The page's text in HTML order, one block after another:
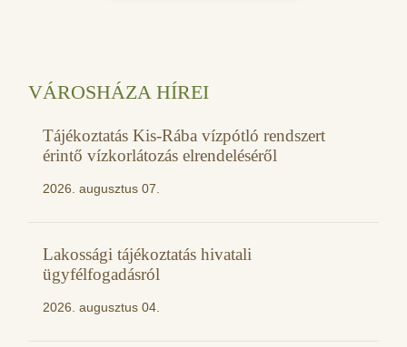
VÁROSHÁZA HÍREI
Tájékoztatás Kis-Rába vízpótló rendszert
érintő vízkorlátozás elrendeléséről
2026. augusztus 07.
Lakossági tájékoztatás hivatali
ügyfélfogadásról
2026. augusztus 04.